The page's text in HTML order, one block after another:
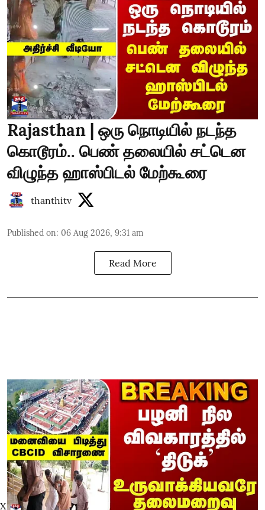
Rajasthan | ஒரு நொடியில் நடந்த
கொடூரம்.. பெண் தலையில் சட்டென
விழுந்த ஹாஸ்பிடல் மேற்கூரை
thanthitv
Published on: 06 Aug 2026, 9:31 am
Read More
X